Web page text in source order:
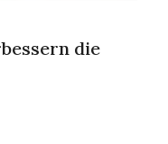
die